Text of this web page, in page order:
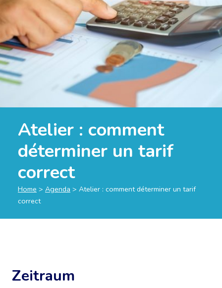
Atelier : comment
déterminer un tarif
correct
Home > Agenda > Atelier : comment déterminer un tarif
correct
Zeitraum